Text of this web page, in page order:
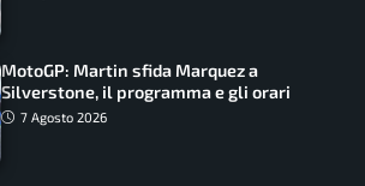
MotoGP: Martin sfida Marquez a
Silverstone, il programma e gli orari
7 Agosto 2026